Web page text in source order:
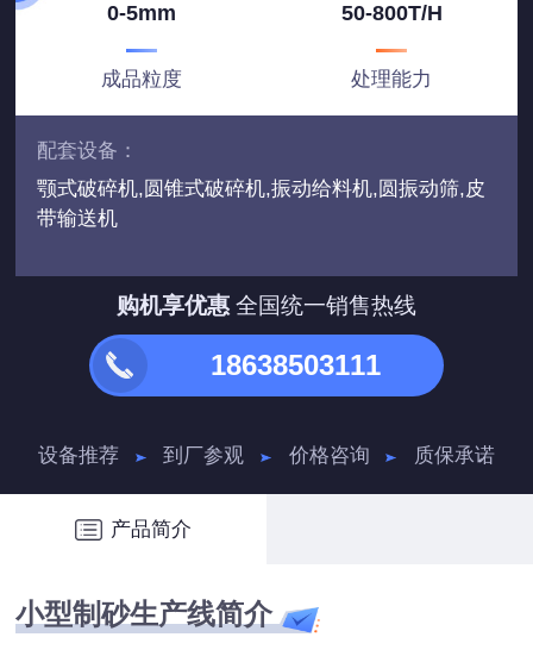
0-5mm
成品粒度
50-800T/H
处理能力
配套设备：
颚式破碎机,圆锥式破碎机,振动给料机,圆振动筛,皮
带输送机
购机享优惠 全国统一销售热线
18638503111
设备推荐 到厂参观 价格咨询 质保承诺
产品简介
小型制砂生产线简介